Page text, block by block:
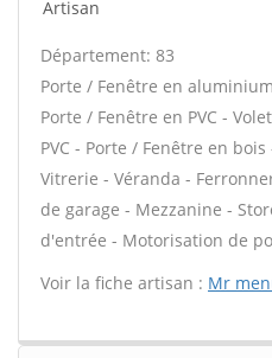
Artisan
Département: 83
Porte / Fenêtre en
Porte / Fenêtre en PVC -
PVC - Porte / Fenêtre en
Vitrerie - Véranda -
de garage - Mezzanine -
d'entrée - Motorisation de
Voir la fiche artisan : Mr